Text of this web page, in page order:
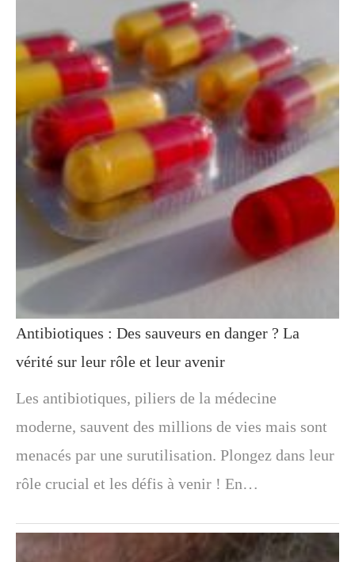
Antibiotiques : Des sauveurs en danger ? La
vérité sur leur rôle et leur avenir
Les antibiotiques, piliers de la médecine
moderne, sauvent des millions de vies mais sont
menacés par une surutilisation. Plongez dans leur
rôle crucial et les défis à venir ! En…